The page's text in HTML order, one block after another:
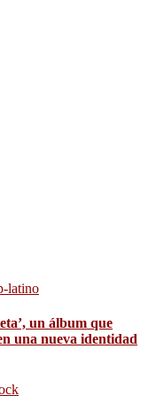
un álbum que
una nueva identidad